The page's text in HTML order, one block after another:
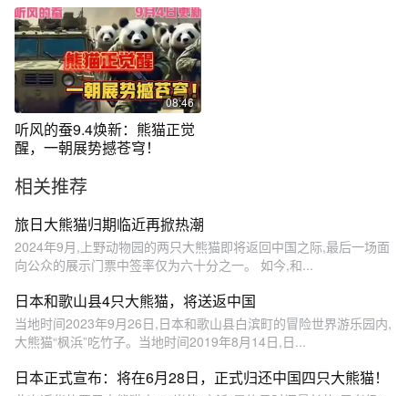
08:46
听风的蚕9.4焕新：熊猫正觉
醒，一朝展势撼苍穹！
相关推荐
旅日大熊猫归期临近再掀热潮
2024年9月,上野动物园的两只大熊猫即将返回中国之际,最后一场面
向公众的展示门票中签率仅为六十分之一。 如今,和...
日本和歌山县4只大熊猫，将送返中国
当地时间2023年9月26日,日本和歌山县白滨町的冒险世界游乐园内,
大熊猫“枫浜”吃竹子。当地时间2019年8月14日,日...
日本正式宣布：将在6月28日，正式归还中国四只大熊猫！